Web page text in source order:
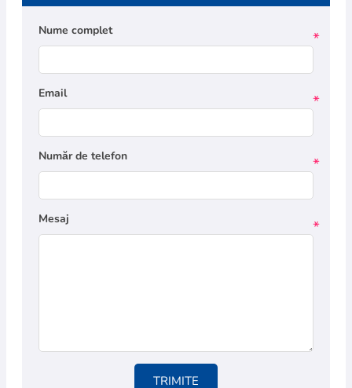
Nume complet *
Email *
Număr de telefon *
Mesaj *
TRIMITE